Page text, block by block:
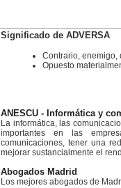
Significado de ADVERSA
Contrario, enemigo,
Opuesto
ANESCU - Informática y
La informática, las
importantes en las
comunicaciones, tener una
mejorar sustancialmente el
Abogados Madrid
Los mejores abogados de